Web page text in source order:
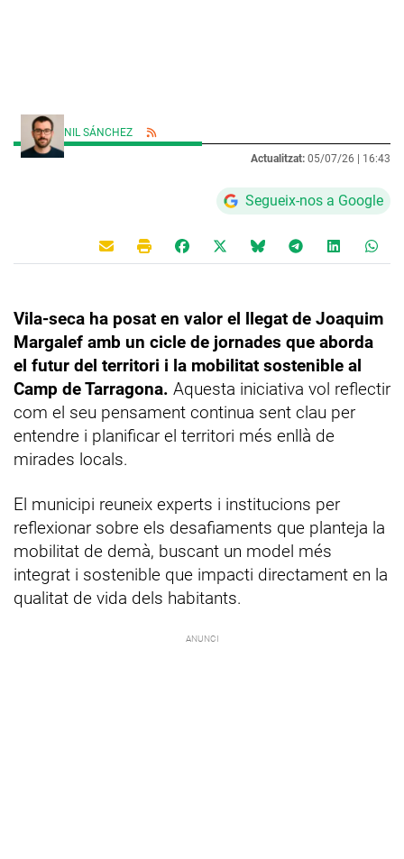
NIL SÁNCHEZ
Actualitzat: 05/07/26 | 16:43
Segueix-nos a Google
Vila-seca ha posat en valor el llegat de Joaquim
Margalef amb un cicle de jornades que aborda
el futur del territori i la mobilitat sostenible al
Camp de Tarragona. Aquesta iniciativa vol reflectir
com el seu pensament continua sent clau per
entendre i planificar el territori més enllà de
mirades locals.
El municipi reuneix experts i institucions per
reflexionar sobre els desafiaments que planteja la
mobilitat de demà, buscant un model més
integrat i sostenible que impacti directament en la
qualitat de vida dels habitants.